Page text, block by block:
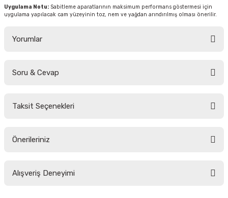
Uygulama Notu: Sabitleme aparatlarının maksimum performans göstermesi için
uygulama yapılacak cam yüzeyinin toz, nem ve yağdan arındırılmış olması önerilir.
Yorumlar
Soru & Cevap
Taksit Seçenekleri
Önerileriniz
yetersiz gördüğünüz noktaları öneri formunu kullanarak tarafımıza
Alışveriş Deneyimi